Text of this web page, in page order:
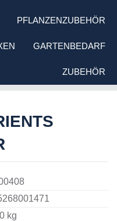
PFLANZENZUBEHÖR
GARTENBEDARF
ZUBEHÖR
kg